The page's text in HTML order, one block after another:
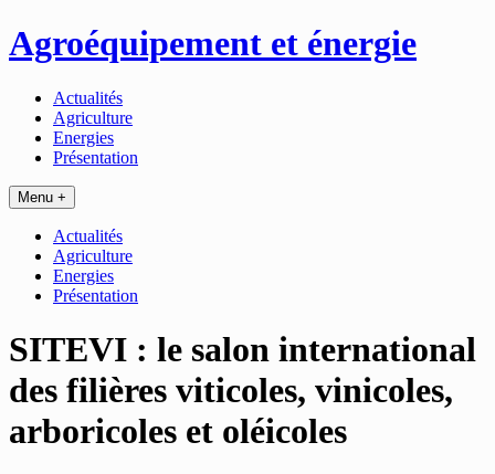
Passer
au
Agroéquipement et énergie
Actualités
Agriculture
Energies
Présentation
Menu +
Actualités
Agriculture
Energies
Présentation
SITEVI : le salon international
des filières viticoles, vinicoles,
arboricoles et oléicoles